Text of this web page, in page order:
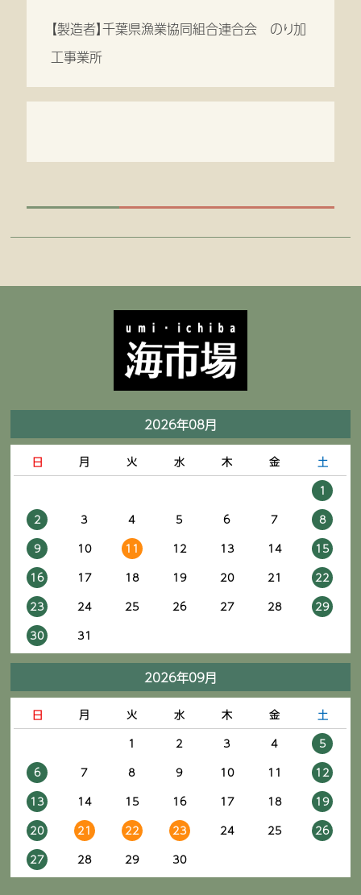
【製造者】千葉県漁業協同組合連合会 のり加
工事業所
2026年08月
日 月 火 水 木 金
土
1
2
3 4 5 6 7
8
9
10 11 12 13 14
15
16
17 18 19 20 21
22
23
24 25 26 27 28
29
30
31
2026年09月
日 月 火 水 木 金
土
1
2 3 4
5
6
7 8 9 10 11
12
13
14 15 16 17 18
19
20
21 22 23 24 25
26
27
28 29 30